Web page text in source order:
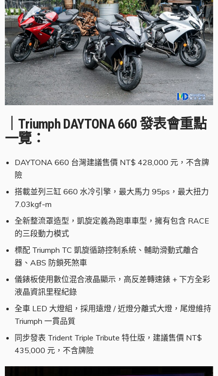
｜Triumph DAYTONA 660 發表會重點
一覽：
DAYTONA 660 台灣建議售價 NT$ 428,000 元，不含牌
險
搭載並列三缸 660 水冷引擎，最大馬力 95ps，最大扭力
7.03kgf-m
全新整流罩造型，凱旋定義為跑車車型，擁有包含 RACE
的三段動力模式
標配 Triumph TC 凱旋循跡控制系統、輔助滑動式離合
器、ABS 防鎖死煞車
儀錶板使用數位混合液晶顯示，高反差轉速錶 + 下方全彩
液晶資訊里程紀錄
全車 LED 大燈組，採用遠燈 / 近燈分離式大燈，尾燈維持
Triumph 一貫品質
同步發表 Trident Triple Tribute 特仕版，建議售價 NT$
435,000 元，不含牌險